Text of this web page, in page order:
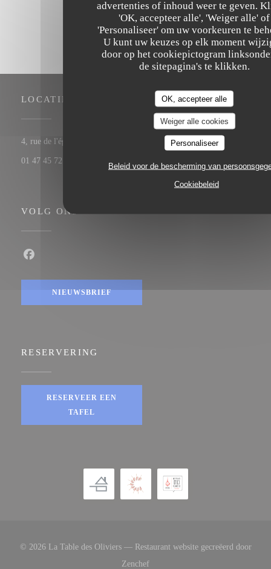
advertenties of inhoud weer te geven.
'OK, accepteer alle', 'Weiger alle' of
'Personaliseer' om uw voorkeuren te
U kunt uw keuzes op elk moment
door op het cookiepictogram
de sitepagina's te klikken.
OK, accepteer alle
Weiger alle cookies
Personaliseer
Beleid voor de bescherming van
Cookiebeleid
LOCATIE
4, rue de l'église 92200 Neuilly-sur-Seine ((opent in een nieuw venster))
01 47 45 72 11
VOLG ONS
NIEUWSBRIEF
RESERVERING
RESERVEER EEN
TAFEL
© 2026 La Table des Oliviers — Restaurant website gecreëerd door
Zenchef((opent in een nieuw venster))